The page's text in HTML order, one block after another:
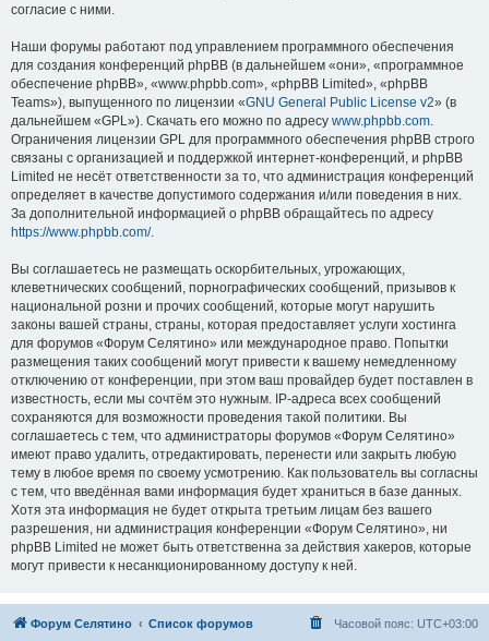
согласие с ними.
Наши форумы работают под управлением программного обеспечения
для создания конференций phpBB (в дальнейшем «они», «программное
обеспечение phpBB», «www.phpbb.com», «phpBB Limited», «phpBB
Teams»), выпущенного по лицензии «GNU General Public License v2» (в
дальнейшем «GPL»). Скачать его можно по адресу www.phpbb.com.
Ограничения лицензии GPL для программного обеспечения phpBB строго
связаны с организацией и поддержкой интернет-конференций, и phpBB
Limited не несёт ответственности за то, что администрация конференций
определяет в качестве допустимого содержания и/или поведения в них.
За дополнительной информацией о phpBB обращайтесь по адресу
https://www.phpbb.com/.
Вы соглашаетесь не размещать оскорбительных, угрожающих,
клеветнических сообщений, порнографических сообщений, призывов к
национальной розни и прочих сообщений, которые могут нарушить
законы вашей страны, страны, которая предоставляет услуги хостинга
для форумов «Форум Селятино» или международное право. Попытки
размещения таких сообщений могут привести к вашему немедленному
отключению от конференции, при этом ваш провайдер будет поставлен в
известность, если мы сочтём это нужным. IP-адреса всех сообщений
сохраняются для возможности проведения такой политики. Вы
соглашаетесь с тем, что администраторы форумов «Форум Селятино»
имеют право удалить, отредактировать, перенести или закрыть любую
тему в любое время по своему усмотрению. Как пользователь вы согласны
с тем, что введённая вами информация будет храниться в базе данных.
Хотя эта информация не будет открыта третьим лицам без вашего
разрешения, ни администрация конференции «Форум Селятино», ни
phpBB Limited не может быть ответственна за действия хакеров, которые
могут привести к несанкционированному доступу к ней.
Форум Селятино Список форумов Часовой пояс: UTC+03:00